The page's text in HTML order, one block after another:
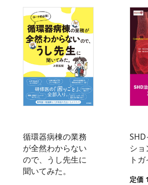
循環器病棟の業務
が全然わからない
ので、うし先生に
聞いてみた。
シ
ト
定価